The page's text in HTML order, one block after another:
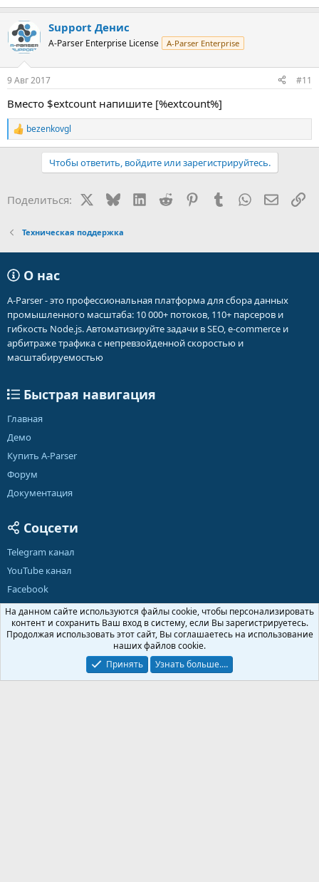
Support Денис
A-Parser Enterprise License A-Parser Enterprise
9 Авг 2017 #11
Вместо $extcount напишите [%extcount%]
Р
е
и
bezenkovgl
Чтобы ответить, войдите или зарегистрируйтесь.
Поделиться: BlueskyLinkedIn
Reddit PinterestTumblr WhatsApp
Техническая поддержка
О нас
A-Parser - это профессиональная платформа для сбора данных
промышленного масштаба: 10 000+ потоков, 110+ парсеров и
гибкость Node.js. Автоматизируйте задачи в SEO, e-commerce и
арбитраже трафика с непревзойденной скоростью и
масштабируемостью
Быстрая навигация
Главная
Демо
Купить A-Parser
Форум
Документация
Соцсети
Telegram канал
YouTube канал
Facebook
X (Twitter)
Поддержка
Нужна помощь с настройкой или работой парсера? Напишите в
поддержку, поможем довести все до результата.
На данном сайте используются файлы cookie, чтобы персонализировать
контент и сохранить Ваш вход в систему, если Вы зарегистрируетесь.
Продолжая использовать этот сайт, Вы соглашаетесь на использование
наших файлов cookie.
Принять
Узнать больше.…